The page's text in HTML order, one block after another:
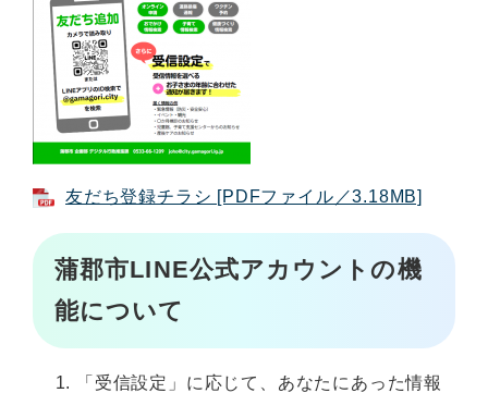
友だち登録チラシ [PDFファイル／3.18MB]
蒲郡市LINE公式アカウントの機
能について
「受信設定」に応じて、あなたにあった情報